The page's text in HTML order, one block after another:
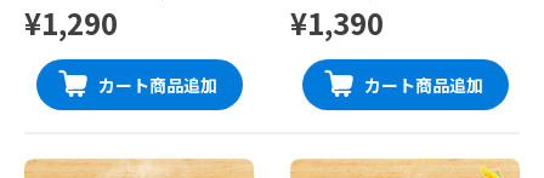
¥1,290
カート商品追加
¥1,390
カート商品追加